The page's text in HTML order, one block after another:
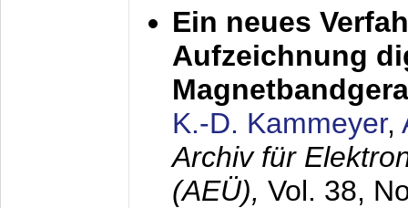
Ein neues
Aufzeichnung
K.-D. Kammeyer,
Archiv für
(AEÜ), Vol. 38,